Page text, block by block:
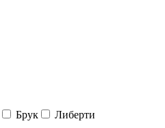
Брук Либерти